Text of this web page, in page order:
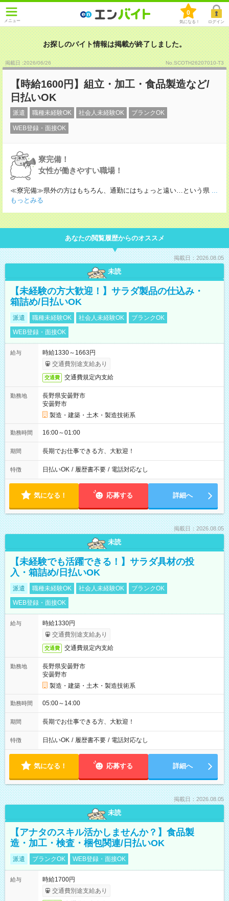
メニュー
0
気になる！ ログイン
お探しのバイト情報は掲載が終了しました。
掲載日 :2026/06/26 No.SCOTH26207010-T3
【時給1600円】組立・加工・食品製造など/
日払いOK
派遣 職種未経験OK 社会人未経験OK ブランクOK
WEB登録・面接OK
寮完備！
女性が働きやすい職場！
≪寮完備≫県外の方はもちろん、通勤にはちょっと遠い…という県 ...
もっとみる
あなたの閲覧履歴からのオススメ
掲載日：2026.08.05
未読
【未経験の方大歓迎！】サラダ製品の仕込み・
箱詰め/日払いOK
派遣 職種未経験OK 社会人未経験OK
ブランクOK
WEB登録・面接OK
給与
時給1330～1663円
交通費別途支給あり
交通費 交通費規定内支給
勤務地
長野県安曇野市
安曇野市
製造・建築・土木・製造技術系
勤務時間 16:00～01:00
期間 長期でお仕事できる方、大歓迎！
特徴 日払いOK / 履歴書不要 / 電話対応なし
気になる！ 応募する 詳細へ
掲載日：2026.08.05
未読
【未経験でも活躍できる！】サラダ具材の投
入・箱詰め/日払いOK
派遣 職種未経験OK 社会人未経験OK
ブランクOK
WEB登録・面接OK
給与
時給1330円
交通費別途支給あり
交通費 交通費規定内支給
勤務地
長野県安曇野市
安曇野市
製造・建築・土木・製造技術系
勤務時間 05:00～14:00
期間 長期でお仕事できる方、大歓迎！
特徴 日払いOK / 履歴書不要 / 電話対応なし
気になる！ 応募する 詳細へ
掲載日：2026.08.05
未読
【アナタのスキル活かしませんか？】食品製
造・加工・検査・梱包関連/日払いOK
派遣 ブランクOK WEB登録・面接OK
給与
時給1700円
交通費別途支給あり